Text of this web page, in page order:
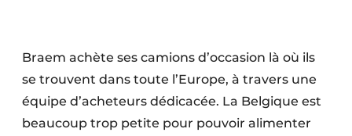
Braem achète ses camions d’occasion là où ils
se trouvent dans toute l’Europe, à travers une
équipe d’acheteurs dédicacée. La Belgique est
beaucoup trop petite pour pouvoir alimenter